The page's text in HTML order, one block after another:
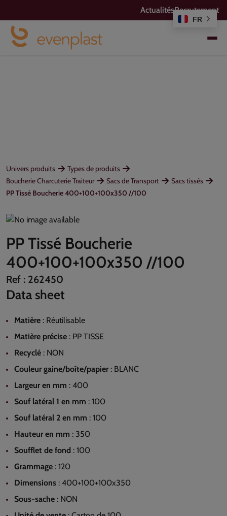
FR
ActualitésRecrutement
Univers produits
Types de produits
Boucherie Charcuterie Traiteur
Sacs de Transport
Sacs tissés
PP Tissé Boucherie 400+100+100x350 //100
PP Tissé Boucherie
400+100+100x350 //100
Ref : 262450
Data sheet
Matière : Réutilisable
Matière précise : PP TISSE
Recyclé : NON
Couleur gaine/boîte/papier : BLANC
Largeur en mm : 400
Souf latéral 1 en mm : 100
Souf latéral 2 en mm : 100
Hauteur en mm : 350
Soufflet de fond : 100
Grammage : 120
Dimensions : 400+100+100x350
Sous-sache : NON